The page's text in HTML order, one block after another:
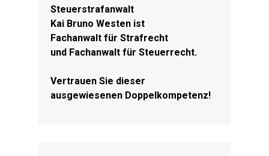
Steuerstrafanwalt
Kai Bruno Westen ist
Fachanwalt für Strafrecht
und Fachanwalt für Steuerrecht.
Vertrauen Sie dieser
ausgewiesenen Doppelkompetenz!